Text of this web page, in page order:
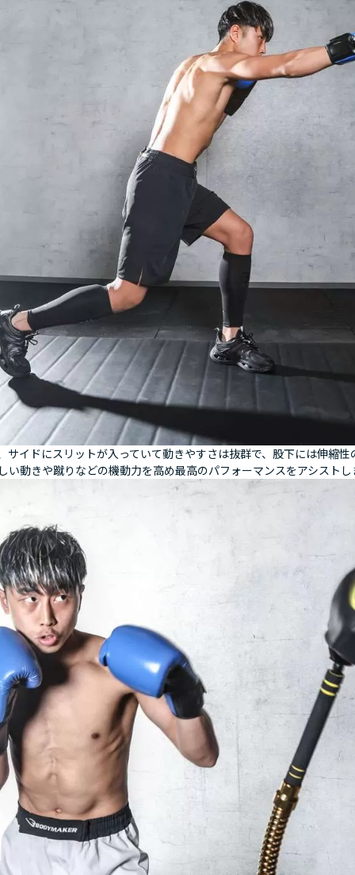
サイドにスリットが入っていて動きやすさは抜群で、股下には伸縮
い動きや蹴りなどの機動力を高め最高のパフォーマンスをアシストし